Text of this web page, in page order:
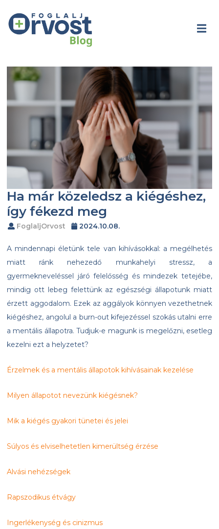
Ha már közeledsz a kiégéshez,
így fékezd meg
FoglaljOrvost 2024.10.08.
A mindennapi életünk tele van kihívásokkal: a megélhetés
miatt ránk nehezedő munkahelyi stressz, a
gyermekneveléssel járó felelősség és mindezek tetejébe,
mindig ott lebeg felettünk az egészségi állapotunk miatt
érzett aggodalom. Ezek az aggályok könnyen vezethetnek
kiégéshez, angolul a burn-out kifejezéssel szokás utalni erre
a mentális állapotra. Tudjuk-e magunk is megelőzni, esetleg
kezelni ezt a helyzetet?
Érzelmek és a mentális állapotok kihívásainak kezelése
Milyen állapotot nevezünk kiégésnek?
Mik a kiégés gyakori tünetei és jelei
Súlyos és elviselhetetlen kimerültség érzése
Alvási nehézségek
Rapszodikus étvágy
Ingerlékenység és cinizmus